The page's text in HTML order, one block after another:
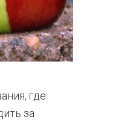
где
за